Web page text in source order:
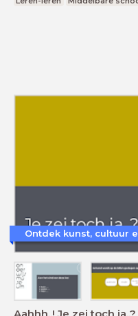
Aahhh..! Je zei toch
Ontdek kunst, cultuur